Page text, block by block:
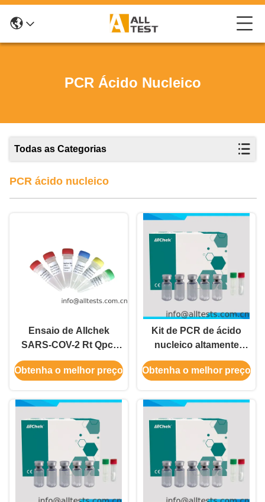
PCR Ácido Nucleico
Todas as Categorias
PCR ácido nucleico
Ensaio de Allchek
SARS-COV-2 Rt Qpcr
do tempo real
Obtenha o melhor preço
Kit de PCR de ácido
nucleico altamente
sensível para detecção
da gripe A/B e RSV do
Obtenha o melhor preço